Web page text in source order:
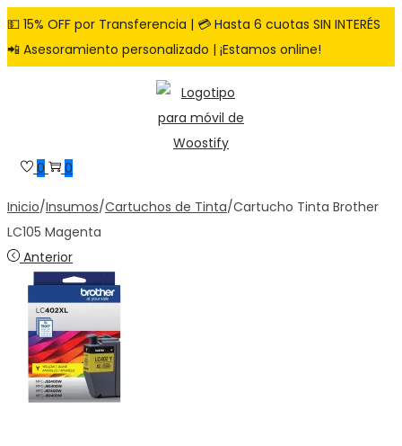
💵 15% OFF por Transferencia | 💳 Hasta 6 cuotas SIN INTERÉS
📲 Asesoramiento personalizado | ¡Estamos online!
navegación
0
0
Inicio/Insumos/Cartuchos de Tinta/Cartucho Tinta Brother
LC105 Magenta
Anterior